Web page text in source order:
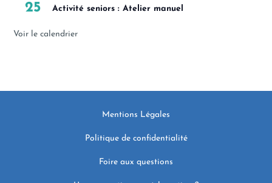
25 Activité seniors : Atelier manuel
Voir le calendrier
Mentions Légales
Politique de confidentialité
Foire aux questions